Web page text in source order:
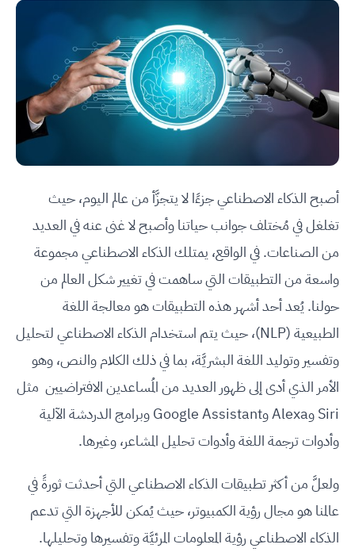
أصبح الذكاء الاصطناعي جزءًا لا يتجزَّأ من عالم اليوم، حيث
تغلغل في مُختلف جوانب حياتنا وأصبح لا غنى عنه في العديد
من الصناعات. في الواقع، يمتلك الذكاء الاصطناعي مجموعة
واسعة من التطبيقات التي ساهمت في تغيير شكل العالم من
حولنا. يُعد أحد أشهر هذه التطبيقات هو معالجة اللغة
الطبيعية (NLP)، حيث يتم استخدام الذكاء الاصطناعي لتحليل
وتفسير وتوليد اللغة البشريَّة، بما في ذلك الكلام والنص، وهو
الأمر الذي أدى إلى ظهور العديد من المُساعدين الافتراضيين مثل
Siri وAlexa وGoogle Assistant وبرامج الدردشة الآلية
وأدوات ترجمة اللغة وأدوات تحليل المشاعر، وغيرها.
ولعلَّ من أكثر تطبيقات الذكاء الاصطناعي التي أحدثت ثورةً في
عالمنا هو مجال رؤية الكمبيوتر، حيث يُمكن للأجهزة التي تدعم
الذكاء الاصطناعي رؤية المعلومات المرئيَّة وتفسيرها وتحليلها.